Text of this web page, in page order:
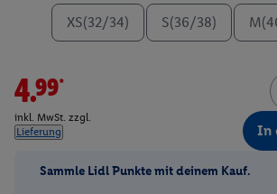
XS(32/34) S(36/38)
4.99*
inkl. MwSt. zzgl.
Lieferung
In
Sammle Lidl Punkte mit deinem Kauf.